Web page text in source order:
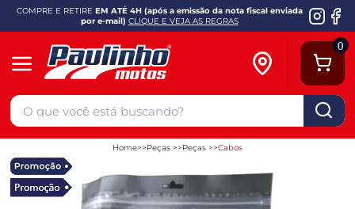
COMPRE E RETIRE EM ATÉ 4H (após a emissão da nota fiscal enviada
por e-mail) CLIQUE E VEJA AS REGRAS
0
Home Peças Peças Cabos